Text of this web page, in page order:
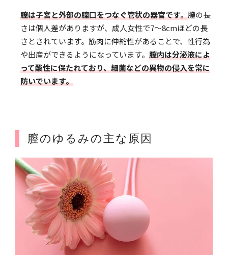
膣は子宮と外部の腟口をつなぐ管状の器官です。膣の長
さは個人差がありますが、成人女性で7〜8cmほどの長
さとされています。筋肉に伸縮性があることで、性行為
や出産ができるようになっています。 膣内は分泌液によ
って酸性に保たれており、細菌などの異物の侵入を常に
防いでいます。
膣のゆるみの主な原因